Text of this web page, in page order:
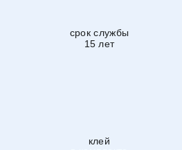
срок службы
15 лет
клей